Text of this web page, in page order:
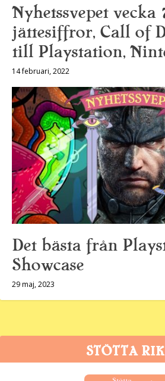
Nyhetssvepet vecka
jättesiffror, Call of
till Playstation,
14 februari, 2022
Det bästa från
Showcase
29 maj, 2023
STÖTTA